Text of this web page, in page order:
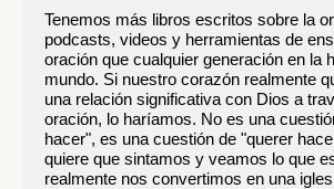
Tenemos más libros escritos sobre la
podcasts, videos y herramientas de
oración que cualquier generación en la
mundo. Si nuestro corazón realmente
una relación significativa con Dios a
oración, lo haríamos. No es una
hacer", es una cuestión de "querer
quiere que sintamos y veamos lo que
realmente nos convertimos en una